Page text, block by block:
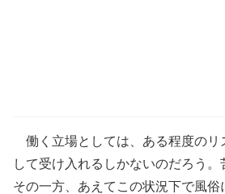
働く立場としては、ある程度のリ
して受け入れるしかないのだろう。
その一方、あえてこの状況下で風